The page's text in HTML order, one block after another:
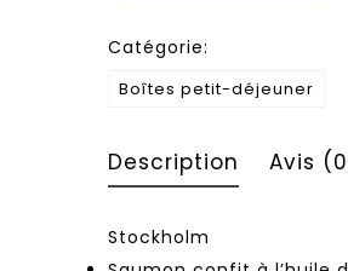
Catégorie:
Boîtes petit-déjeuner
Description Avis
Stockholm